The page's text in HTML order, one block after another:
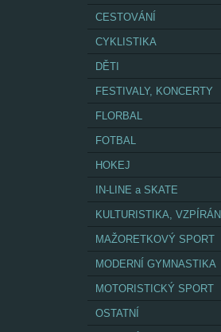
CESTOVÁNÍ
CYKLISTIKA
DĚTI
FESTIVALY, KONCERTY
FLORBAL
FOTBAL
HOKEJ
IN-LINE a SKATE
KULTURISTIKA, VZPÍRÁNÍ
MAŽORETKOVÝ SPORT
MODERNÍ GYMNASTIKA
MOTORISTICKÝ SPORT
OSTATNÍ